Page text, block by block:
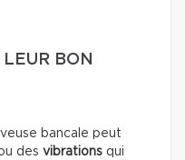
BON
bancale peut
des vibrations qui